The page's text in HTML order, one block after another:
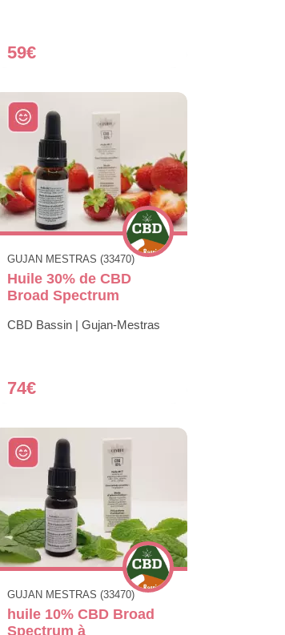
59€
GUJAN MESTRAS (33470)
Huile 30% de CBD
Broad Spectrum
CBD Bassin | Gujan-Mestras
74€
GUJAN MESTRAS (33470)
huile 10% CBD Broad
Spectrum à